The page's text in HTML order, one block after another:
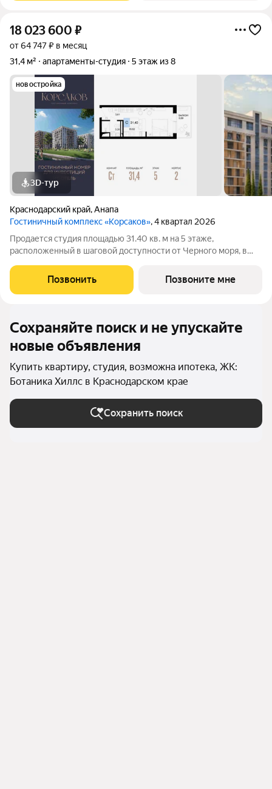
18 023 600 ₽
от 64 747 ₽ в месяц
31,4 м²
апартаменты-студия 5 этаж из 8
новостройка
3D-тур
Краснодарский край,Анапа
Гостиничный комплекс «Корсаков», 4 квартал 2026
Продается студия площадью 31.40 кв. м на 5 этаже,
расположенный в шаговой доступности от Черного моря, в
застройщика «ССК» находится в 10 минутах от центра Анапы,
рядом с Анапским заповедником и
Позвонить Позвоните мне
Сохраняйте поиск и не упускайте
новые объявления
Купить квартиру, студия, возможна ипотека, ЖК:
Ботаника Хиллс в Краснодарском крае
Сохранить поиск